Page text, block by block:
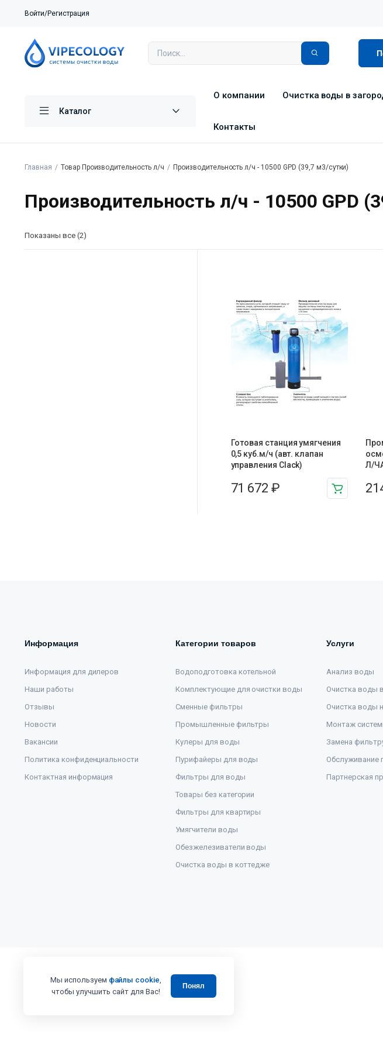
Войти/Регистрация
Каталог
О компании Очистка воды в
Контакты
Главная Товар Производительность л/ч Производительность л/ч - 10500 GPD (39,7 м3/сутки)
Производительность л/ч - 10500 GPD
Показаны все (2)
Готовая станция умягчения
0,5 куб.м/ч (авт. клапан
управления Clack)
71 672₽
Л/
Информация
Информация для дилеров
Наши работы
Отзывы
Новости
Вакансии
Политика конфиденциальности
Контактная информация
Категории товаров
Водоподготовка котельной
Комплектующие для очистки воды
Сменные фильтры
Промышленные фильтры
Кулеры для воды
Пурифайеры для воды
Фильтры для воды
Товары без категории
Фильтры для квартиры
Умягчители воды
Обезжелезиватели воды
Очистка воды в коттедже
Услуги
Анализ воды
Очистка воды
Очистка воды
Монтаж
Замена
Обслуживание
Партнерская
Мы используем файлы cookie,
чтобы улучшить сайт для Вас!
Понял